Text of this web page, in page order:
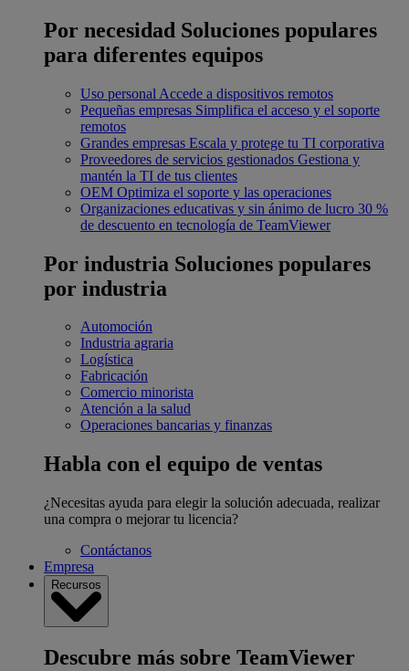
Por necesidad Soluciones populares
para diferentes equipos
Uso personal Accede a dispositivos remotos
Pequeñas empresas Simplifica el acceso y el soporte
remotos
Grandes empresas Escala y protege tu TI corporativa
Proveedores de servicios gestionados Gestiona y
mantén la TI de tus clientes
OEM Optimiza el soporte y las operaciones
Organizaciones educativas y sin ánimo de lucro 30 %
de descuento en tecnología de TeamViewer
Por industria Soluciones populares
por industria
Automoción
Industria agraria
Logística
Fabricación
Comercio minorista
Atención a la salud
Operaciones bancarias y finanzas
Habla con el equipo de ventas
¿Necesitas ayuda para elegir la solución adecuada, realizar
una compra o mejorar tu licencia?
Contáctanos
Empresa
Recursos
Descubre más sobre TeamViewer